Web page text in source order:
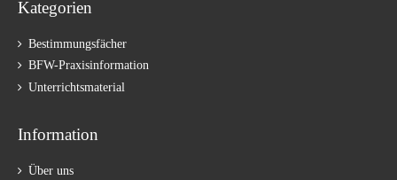
Kategorien
Bestimmungsfächer
BFW-Praxisinformation
Unterrichtsmaterial
Information
Über uns